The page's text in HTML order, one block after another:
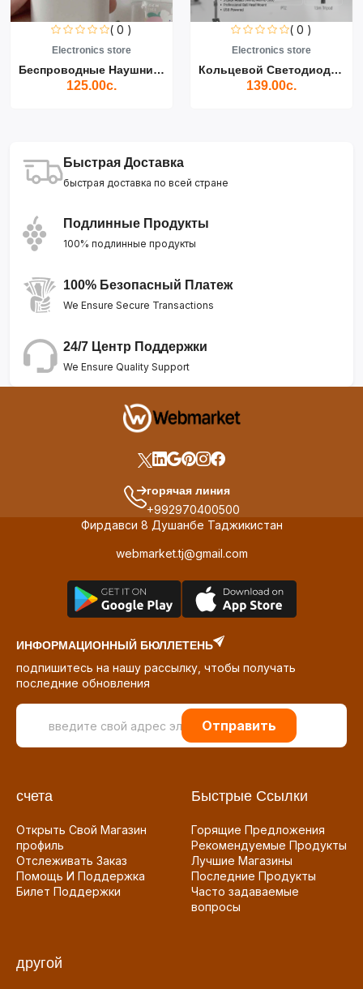
( 0 )
Electronics store
Беспроводные Наушники Air...
125.00с.
( 0 )
Electronics store
Кольцевой Светодиодный Св...
139.00с.
Быстрая Доставка
быстрая доставка по всей стране
Подлинные Продукты
100% подлинные продукты
100% Безопасный Платеж
We Ensure Secure Transactions
24/7 Центр Поддержки
We Ensure Quality Support
горячая линия
+992970400500
Фирдавси 8 Душанбе Таджикистан
webmarket.tj@gmail.com
ИНФОРМАЦИОННЫЙ БЮЛЛЕТЕНЬ
подпишитесь на нашу рассылку, чтобы получать
последние обновления
Отправить
счета
Открыть Свой Магазин
профиль
Отслеживать Заказ
Помощь И Поддержка
Билет Поддержки
Быстрые Ссылки
Горящие Предложения
Рекомендуемые Продукты
Лучшие Магазины
Последние Продукты
Часто задаваемые
вопросы
другой